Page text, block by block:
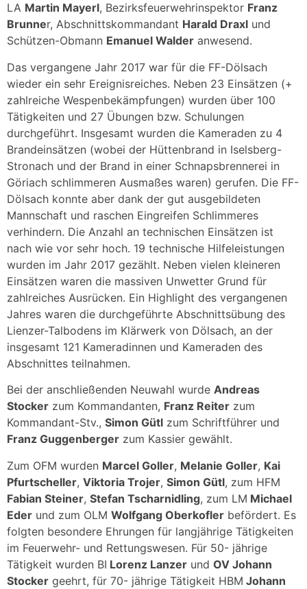
LA Martin Mayerl, Bezirksfeuerwehrinspektor Franz
Brunner, Abschnittskommandant Harald Draxl und
Schützen-Obmann Emanuel Walder anwesend.
Das vergangene Jahr 2017 war für die FF-Dölsach
wieder ein sehr Ereignisreiches. Neben 23 Einsätzen (+
zahlreiche Wespenbekämpfungen) wurden über 100
Tätigkeiten und 27 Übungen bzw. Schulungen
durchgeführt. Insgesamt wurden die Kameraden zu 4
Brandeinsätzen (wobei der Hüttenbrand in Iselsberg-
Stronach und der Brand in einer Schnapsbrennerei in
Göriach schlimmeren Ausmaßes waren) gerufen. Die FF-
Dölsach konnte aber dank der gut ausgebildeten
Mannschaft und raschen Eingreifen Schlimmeres
verhindern. Die Anzahl an technischen Einsätzen ist
nach wie vor sehr hoch. 19 technische Hilfeleistungen
wurden im Jahr 2017 gezählt. Neben vielen kleineren
Einsätzen waren die massiven Unwetter Grund für
zahlreiches Ausrücken. Ein Highlight des vergangenen
Jahres waren die durchgeführte Abschnittsübung des
Lienzer-Talbodens im Klärwerk von Dölsach, an der
insgesamt 121 Kameradinnen und Kameraden des
Abschnittes teilnahmen.
Bei der anschließenden Neuwahl wurde Andreas
Stocker zum Kommandanten, Franz Reiter zum
Kommandant-Stv., Simon Gütl zum Schriftführer und
Franz Guggenberger zum Kassier gewählt.
Zum OFM wurden Marcel Goller, Melanie Goller, Kai
Pfurtscheller, Viktoria Trojer, Simon Gütl, zum HFM
Fabian Steiner, Stefan Tscharnidling, zum LM Michael
Eder und zum OLM Wolfgang Oberkofler befördert. Es
folgten besondere Ehrungen für langjährige Tätigkeiten
im Feuerwehr- und Rettungswesen. Für 50- jährige
Tätigkeit wurden BI Lorenz Lanzer und OV Johann
Stocker geehrt, für 70- jährige Tätigkeit HBM Johann